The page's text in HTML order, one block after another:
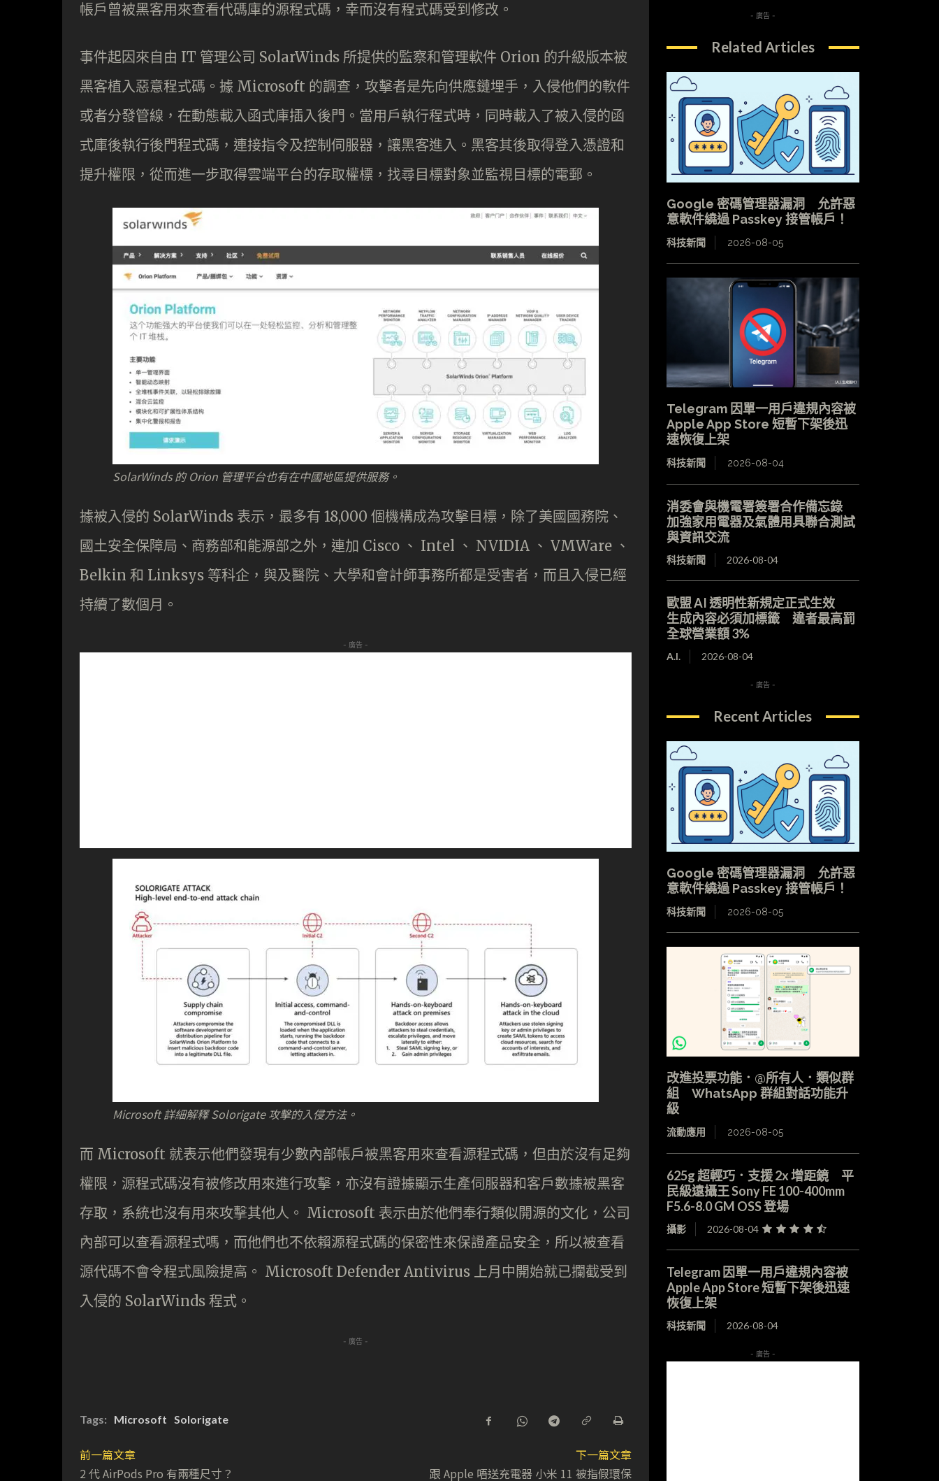
帳戶曾被黑客用來查看代碼庫的源程式碼，幸而沒有程式碼受到修改。
事件起因來自由 IT 管理公司 SolarWinds 所提供的監察和管理軟件 Orion 的升級版本被
黑客植入惡意程式碼。據 Microsoft 的調查，攻擊者是先向供應鏈埋手，入侵他們的軟件
或者分發管線，在動態載入函式庫插入後門。當用戶執行程式時，同時載入了被入侵的函
式庫後執行後門程式碼，連接指令及控制伺服器，讓黑客進入。黑客其後取得登入憑證和
提升權限，從而進一步取得雲端平台的存取權標，找尋目標對象並監視目標的電郵。
SolarWinds 的 Orion 管理平台也有在中國地區提供服務。
據被入侵的 SolarWinds 表示，最多有 18,000 個機構成為攻擊目標，除了美國國務院、
國土安全保障局、商務部和能源部之外，連加 Cisco 、 Intel 、 NVIDIA 、 VMWare 、
Belkin 和 Linksys 等科企，與及醫院、大學和會計師事務所都是受害者，而且入侵已經
持續了數個月。
- 廣告 -
Microsoft 詳細解釋 Solorigate 攻擊的入侵方法。
而 Microsoft 就表示他們發現有少數內部帳戶被黑客用來查看源程式碼，但由於沒有足夠
權限，源程式碼沒有被修改用來進行攻擊，亦沒有證據顯示生產伺服器和客戶數據被黑客
存取，系統也沒有用來攻擊其他人。 Microsoft 表示由於他們奉行類似開源的文化，公司
內部可以查看源程式嗎，而他們也不依賴源程式碼的保密性來保證產品安全，所以被查看
源代碼不會令程式風險提高。 Microsoft Defender Antivirus 上月中開始就已攔截受到
入侵的 SolarWinds 程式。
- 廣告 -
Tags: Microsoft Solorigate
前一篇文章
2 代 AirPods Pro 有兩種尺寸？
下一篇文章
跟 Apple 唔送充電器 小米 11 被指假環保
- 廣告 -
Related Articles
Google 密碼管理器漏洞 允許惡
意軟件繞過 Passkey 接管帳戶！
科技新聞 2026-08-05
Telegram 因單一用戶違規內容被
Apple App Store 短暫下架後迅
速恢復上架
科技新聞 2026-08-04
消委會與機電署簽署合作備忘錄
加強家用電器及氣體用具聯合測試
與資訊交流
科技新聞 2026-08-04
歐盟 AI 透明性新規定正式生效
生成內容必須加標籤 違者最高罰
全球營業額 3%
A.I. 2026-08-04
- 廣告 -
Recent Articles
Google 密碼管理器漏洞 允許惡
意軟件繞過 Passkey 接管帳戶！
科技新聞 2026-08-05
改進投票功能．@所有人．類似群
組 WhatsApp 群組對話功能升
級
流動應用 2026-08-05
625g 超輕巧．支援 2x 增距鏡 平
民級遠攝王 Sony FE 100-400mm
F5.6-8.0 GM OSS 登場
攝影 2026-08-04
Telegram 因單一用戶違規內容被
Apple App Store 短暫下架後迅速
恢復上架
科技新聞 2026-08-04
- 廣告 -